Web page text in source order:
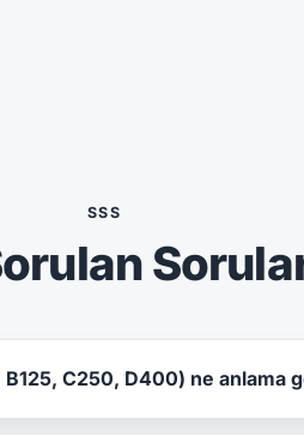
SSS
B125, C250, D400) ne anlama